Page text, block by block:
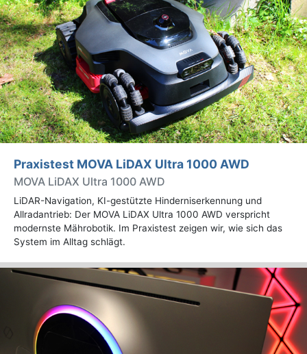
Praxistest MOVA LiDAX Ultra 1000 AWD
MOVA LiDAX Ultra 1000 AWD
LiDAR-Navigation, KI-gestützte Hinderniserkennung und
Allradantrieb: Der MOVA LiDAX Ultra 1000 AWD verspricht
modernste Mährobotik. Im Praxistest zeigen wir, wie sich das
System im Alltag schlägt.